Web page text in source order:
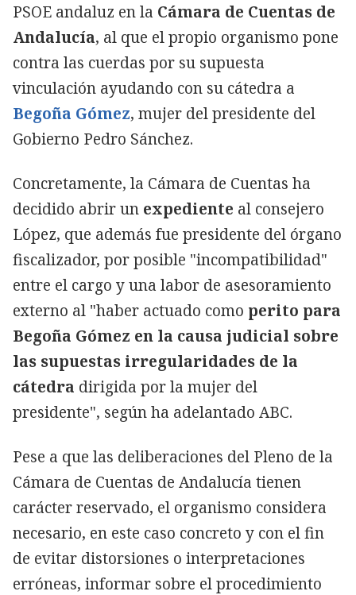
PSOE andaluz en la Cámara de Cuentas de
Andalucía, al que el propio organismo pone
contra las cuerdas por su supuesta
vinculación ayudando con su cátedra a
Begoña Gómez, mujer del presidente del
Gobierno Pedro Sánchez.
Concretamente, la Cámara de Cuentas ha
decidido abrir un expediente al consejero
López, que además fue presidente del órgano
fiscalizador, por posible "incompatibilidad"
entre el cargo y una labor de asesoramiento
externo al "haber actuado como perito para
Begoña Gómez en la causa judicial sobre
las supuestas irregularidades de la
cátedra dirigida por la mujer del
presidente", según ha adelantado ABC.
Pese a que las deliberaciones del Pleno de la
Cámara de Cuentas de Andalucía tienen
carácter reservado, el organismo considera
necesario, en este caso concreto y con el fin
de evitar distorsiones o interpretaciones
erróneas, informar sobre el procedimiento